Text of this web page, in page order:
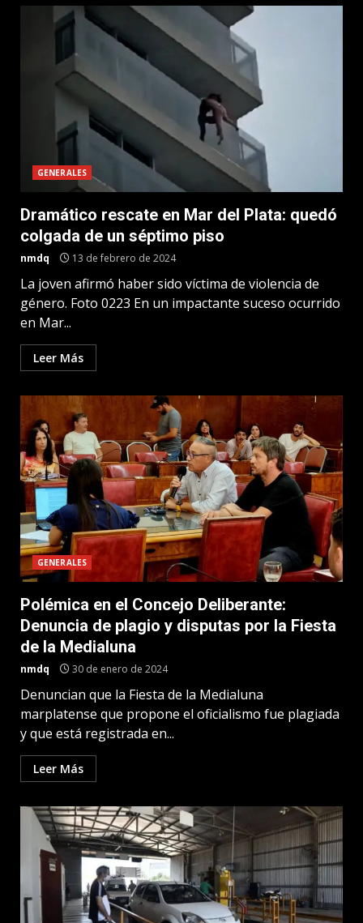
GENERALES
Dramático rescate en Mar del Plata: quedó
colgada de un séptimo piso
nmdq 13 de febrero de 2024
La joven afirmó haber sido víctima de violencia de
género. Foto 0223 En un impactante suceso ocurrido
en Mar...
Leer Más
GENERALES
Polémica en el Concejo Deliberante:
Denuncia de plagio y disputas por la Fiesta
de la Medialuna
nmdq 30 de enero de 2024
Denuncian que la Fiesta de la Medialuna
marplatense que propone el oficialismo fue plagiada
y que está registrada en...
Leer Más